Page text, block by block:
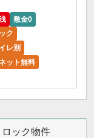
敷金0
ク
レ別
ット無料
ック物件